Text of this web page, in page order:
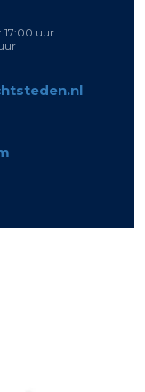
17:00 uur